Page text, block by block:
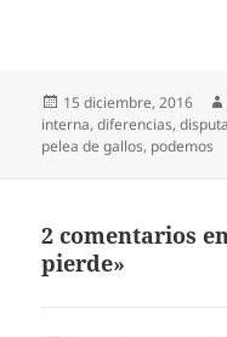
Publicado
el
15 diciembre, 2016
interna,diferencias,disputa
pelea de gallos, podemos
2 comentarios
pierde»